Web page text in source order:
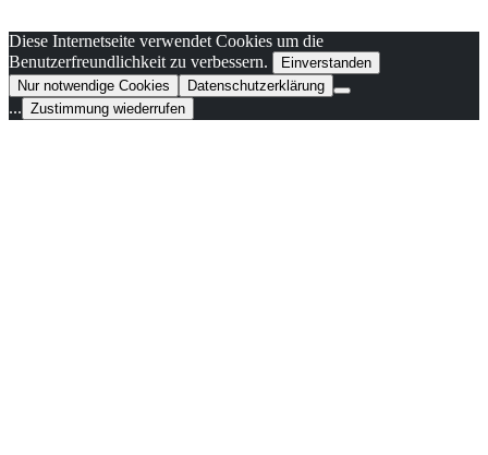
Diese Internetseite verwendet Cookies um die
Benutzerfreundlichkeit zu verbessern.
Einverstanden
Nur notwendige Cookies
Datenschutzerklärung
... Zustimmung wiederrufen